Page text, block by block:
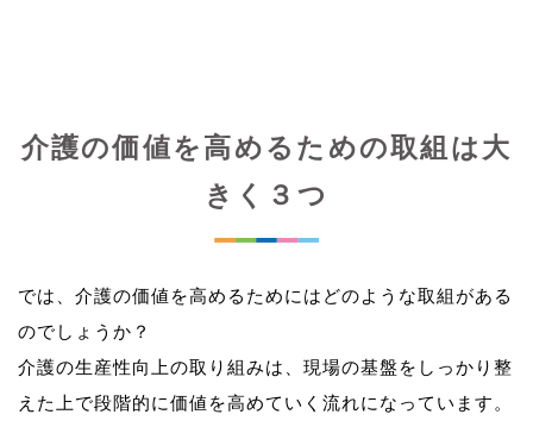
介護の価値を高めるための取組は大
きく３つ
では、介護の価値を高めるためにはどのような取組がある
のでしょうか？
介護の生産性向上の取り組みは、現場の基盤をしっかり整
えた上で段階的に価値を高めていく流れになっています。